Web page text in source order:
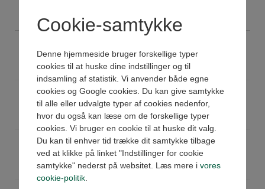
På lager
Pris: 579,00 DKK ex moms
VI115020
Ventil 5/2 ISO1 pilot/pilot
Ikke på lager
Pris: 592,00 DKK ex moms
VI116021
Ventil 5/3 APB ISO1 pilot/pil
Ikke på lager
Pris: 718,00 DKK ex moms
Cookie-samtykke
Denne hjemmeside bruger forskellige typer
cookies til at huske dine indstillinger og til
indsamling af statistik. Vi anvender både egne
cookies og Google cookies. Du kan give samtykke
til alle eller udvalgte typer af cookies nedenfor,
hvor du også kan læse om de forskellige typer
cookies. Vi bruger en cookie til at huske dit valg.
Du kan til enhver tid trække dit samtykke tilbage
ved at klikke på linket "Indstillinger for cookie
samtykke" nederst på websitet. Læs mere i vores
cookie-politik